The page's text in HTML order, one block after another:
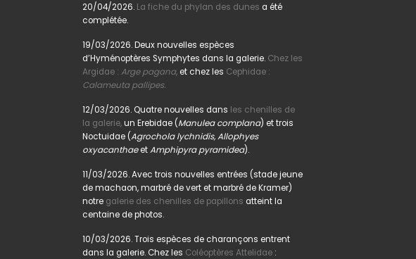
20/04/2026. La fiche du phylan des dunes a été
complétée.
19/03/2026. Deux nouvelles espèces
d’Hyménoptères Symphytes dans la galerie. Chez les
Argidae : Arge pagana,et chez les Cephidae :
Calameuta pallipes.
12/03/2026. Quatre nouvelles dans les chenilles de
la galerie,un Erebidae (Manulea complana) et trois
Noctuidae (Agrochola lychnidis, Allophyes
oxyacanthaeetAmphipyra pyramidea).
11/03/2026. Avec trois nouvelles entrées (stade jeune
de machaon, marbré de vert et marbré de Kramer)
notre galerie des chenilles de papillons atteint la
centaine de photos.
10/03/2026. Trois espèces de charançons entrent
dans la galerie. Chez les Coléoptères Attelidae :